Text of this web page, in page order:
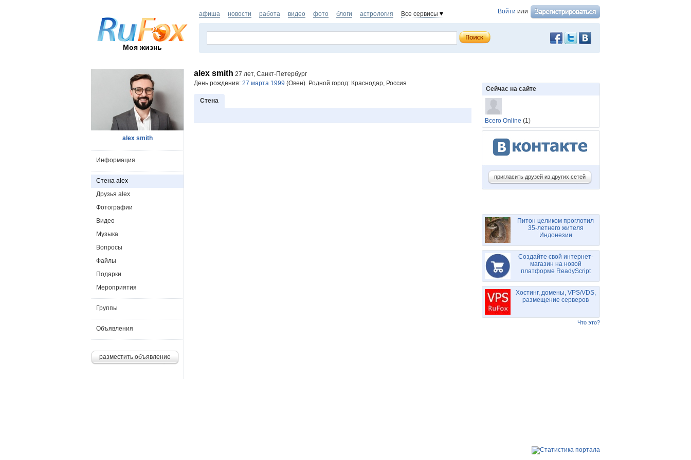
Моя жизнь
Войти или
афиша новости работа видео фото блоги астрология Все сервисы
alex smith 27 лет, Санкт-Петербург
День рождения: 27 марта 1999 (Овен). Родной город: Краснодар, Россия
Стена
alex smith
Информация
Стена alex
Друзья alex
Фотографии
Видео
Музыка
Вопросы
Файлы
Подарки
Мероприятия
Группы
Объявления
разместить объявление
Сейчас на сайте
Всего Online (1)
пригласить друзей из других сетей
Питон целиком проглотил
35-летнего жителя
Индонезии
Создайте свой интернет-
магазин на новой
платформе ReadyScript
Хостинг, домены, VPS/VDS,
размещение серверов
Что это?